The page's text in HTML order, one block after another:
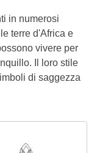
in numerosi
terre d'Africa e
vivere per
Il loro stile
di saggezza